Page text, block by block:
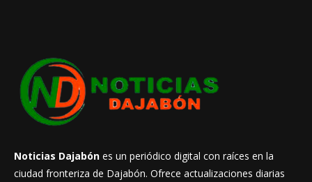
Noticias Dajabón es un periódico digital con raíces en la
ciudad fronteriza de Dajabón. Ofrece actualizaciones diarias